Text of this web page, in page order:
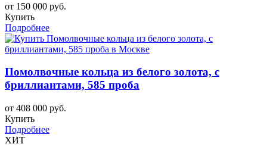
от 150 000 руб.
Купить
Подробнее
Помолвочные кольца из белого золота, с
бриллиантами, 585 проба
от 408 000 руб.
Купить
Подробнее
ХИТ